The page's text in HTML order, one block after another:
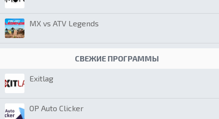
MX vs ATV Legends
СВЕЖИЕ ПРОГРАММЫ
Exitlag
OP Auto Clicker